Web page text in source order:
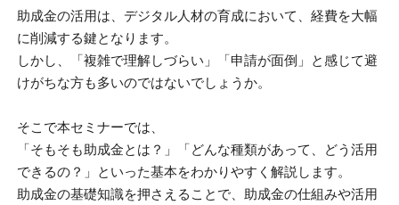
助成金の活用は、デジタル人材の育成において、経費を大幅
に削減する鍵となります。
しかし、「複雑で理解しづらい」「申請が面倒」と感じて避
けがちな方も多いのではないでしょうか。
そこで本セミナーでは、
「そもそも助成金とは？」「どんな種類があって、どう活用
できるの？」といった基本をわかりやすく解説します。
助成金の基礎知識を押さえることで、助成金の仕組みや活用